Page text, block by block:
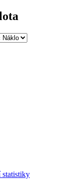
statistiky